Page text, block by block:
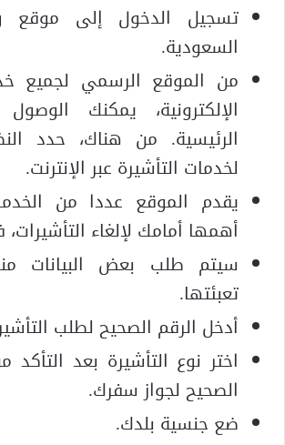
تسجيل الدخول إلى موقع
السعودية.
من الموقع الرسمي لجميع
الإلكترونية، يمكنك
الرئيسية. من هناك، حدد
لخدمات التأشيرة عبر الإنترنت.
يقدم الموقع عددا من
أهمها أمامك لإلغاء
سيتم طلب بعض البيانات
تعبئتها.
أدخل الرقم الصحيح لطلب
اختر نوع التأشيرة بعد التأكد
الصحيح لجواز سفرك.
ضع جنسية بلدك.